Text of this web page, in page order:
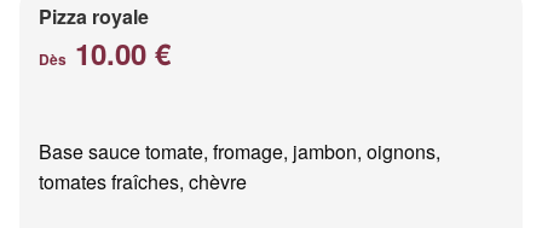
Pizza royale
Dès 10.00 €
Base sauce tomate, fromage, jambon, oignons,
tomates fraîches, chèvre